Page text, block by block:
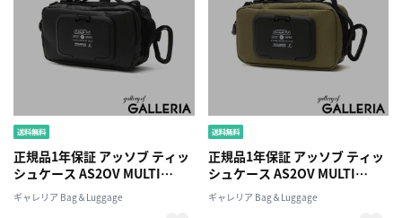
正規品1年保証 アッソブ ティッ
シュケース AS2OV MULTI
TISSUE CASE ウェットティッ
シュケース 両面 ポケットティ
ギャレリア Bag＆Luggage
正規品1年保証 アッソブ ティッ
シュケース AS2OV MULTI
TISSUE CASE ウェットティッ
シュケース 両面 ポケットティ
ギャレリア Bag＆Luggage